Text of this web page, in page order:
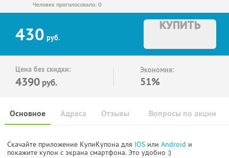
Человек проголосовало: 0
430 руб.
КУПИТЬ
Цена без скидки:
4390 руб.
Экономия:
51%
Основное Отзывы Вопросы по акции
Адреса
Скачайте приложение КупиКупона для IOS или Android и
покажите купон с экрана смартфона. Это удобно :)